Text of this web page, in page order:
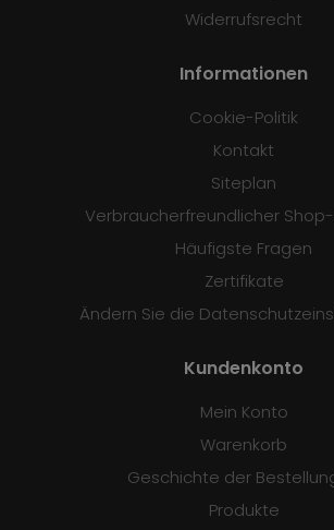
Widerrufsrecht
Informationen
Cookie-Politik
Kontakt
Siteplan
Verbraucherfreundlicher
Häufigste Fragen
Zertifikate
Ändern Sie die
Kundenkonto
Mein Konto
Warenkorb
Geschichte der
Produkte